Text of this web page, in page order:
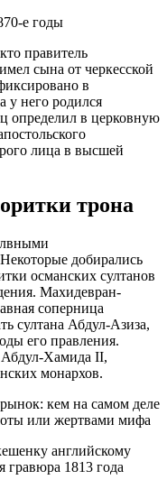
е годы
правитель
сына от черкесской
в
у него родился
определил в церковную
лица в высшей
трона
добирались
османских султанов
Махидевран-
соперница
султана Абдул-Азиза,
его правления.
Хамида II,
монархов.
английскому
гравюра 1813 года